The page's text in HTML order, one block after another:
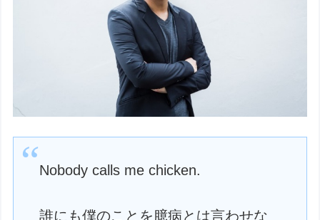
Nobody calls me chicken.
誰にも僕のことを臆病とは言わせな